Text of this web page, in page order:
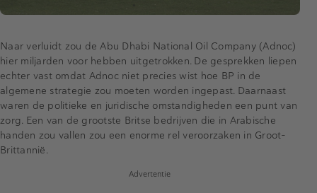
Naar verluidt zou de Abu Dhabi National Oil Company (Adnoc)
hier miljarden voor hebben uitgetrokken. De gesprekken liepen
echter vast omdat Adnoc niet precies wist hoe BP in de
algemene strategie zou moeten worden ingepast. Daarnaast
waren de politieke en juridische omstandigheden een punt van
zorg. Een van de grootste Britse bedrijven die in Arabische
handen zou vallen zou een enorme rel veroorzaken in Groot-
Brittannië.
Advertentie